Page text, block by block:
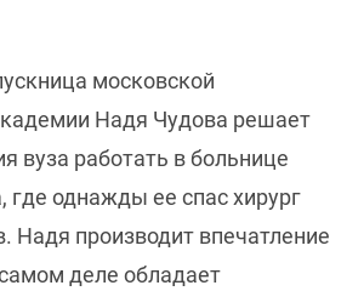
московской
Надя Чудова решает
вуза работать в больнице
где однажды ее спас хирург
Надя производит впечатление
деле обладает